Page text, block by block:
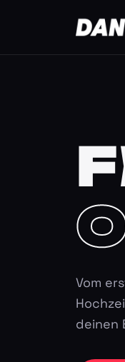
Vom
deinen